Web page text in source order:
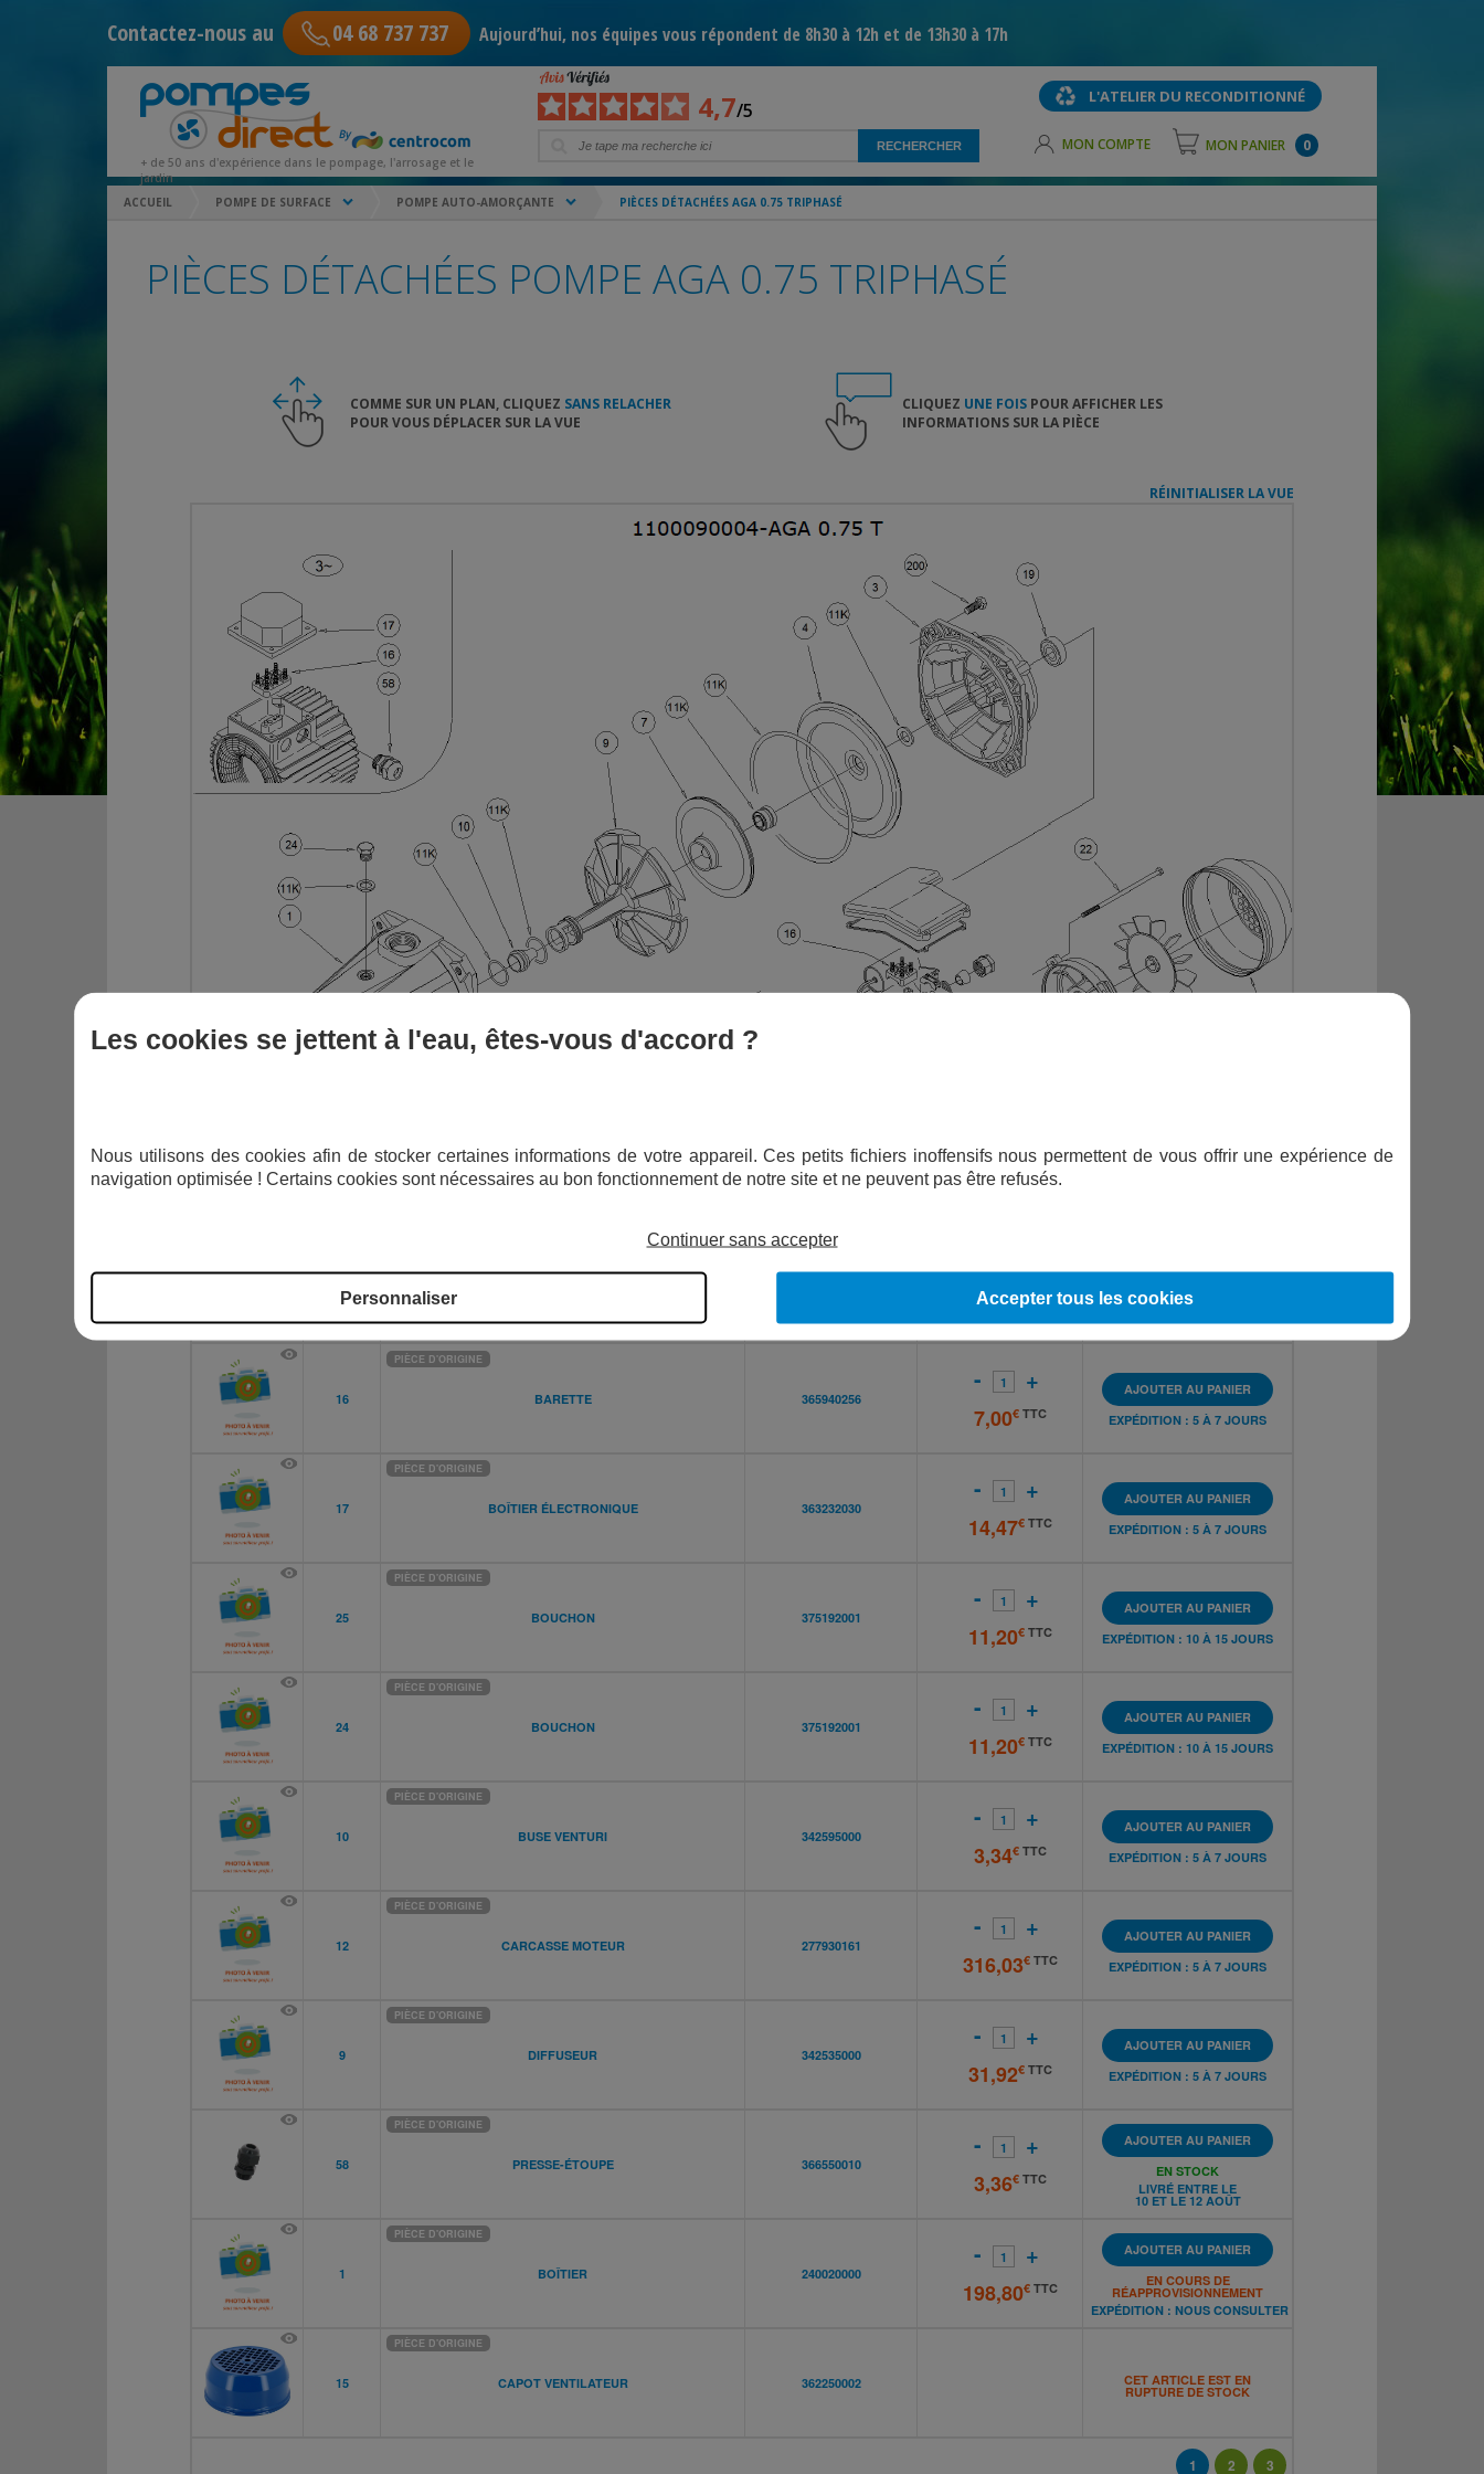
Contactez-nous au 04 68 737 737 Aujourd’hui, nos équipes vous répondent de 8h30 à 12h et de 13h30 à 17h
L'ATELIER DU RECONDITIONNÉ
+ de 50 ans d'expérience dans le pompage, l'arrosage et le
jardin
4,7/5
MON COMPTE MON PANIER 0
PIÈCES DÉTACHÉES POMPE AGA 0.75 TRIPHASÉ
COMME SUR UN PLAN, CLIQUEZ SANS RELACHER
POUR VOUS DÉPLACER SUR LA VUE
CLIQUEZ UNE FOIS POUR AFFICHER LES
INFORMATIONS SUR LA PIÈCE
RÉINITIALISER LA VUE
16 BARETTE
PIÈCE D'ORIGINE
365940256
- +
7,00€ TTC
AJOUTER AU PANIER
EXPÉDITION : 5 À 7 JOURS
17 BOÎTIER ÉLECTRONIQUE
PIÈCE D'ORIGINE
363232030
- +
14,47€ TTC
AJOUTER AU PANIER
EXPÉDITION : 5 À 7 JOURS
25 BOUCHON
PIÈCE D'ORIGINE
375192001
- +
11,20€ TTC
AJOUTER AU PANIER
EXPÉDITION : 10 À 15 JOURS
24 BOUCHON
PIÈCE D'ORIGINE
375192001
- +
11,20€ TTC
AJOUTER AU PANIER
EXPÉDITION : 10 À 15 JOURS
10 BUSE VENTURI
PIÈCE D'ORIGINE
342595000
- +
3,34€ TTC
AJOUTER AU PANIER
EXPÉDITION : 5 À 7 JOURS
12 CARCASSE MOTEUR
PIÈCE D'ORIGINE
277930161
- +
316,03€ TTC
AJOUTER AU PANIER
EXPÉDITION : 5 À 7 JOURS
9 DIFFUSEUR
PIÈCE D'ORIGINE
342535000
- +
31,92€ TTC
AJOUTER AU PANIER
EXPÉDITION : 5 À 7 JOURS
58 PRESSE-ÉTOUPE
PIÈCE D'ORIGINE
366550010
- +
3,36€ TTC
AJOUTER AU PANIER
EN STOCK
LIVRÉ ENTRE LE
10 ET LE 12 AOÛT
1 BOÎTIER
PIÈCE D'ORIGINE
240020000
- +
198,80€ TTC
AJOUTER AU PANIER
EN COURS DE
RÉAPPROVISIONNEMENT
EXPÉDITION : NOUS CONSULTER
15 CAPOT VENTILATEUR
PIÈCE D'ORIGINE
362250002 CET ARTICLE EST EN
RUPTURE DE STOCK
1 2 3
ACCUEIL POMPE DE SURFACE POMPE AUTO-AMORÇANTE PIÈCES DÉTACHÉES AGA 0.75 TRIPHASÉ
Les cookies se jettent à l'eau, êtes-vous d'accord ?
Nous utilisons des cookies afin de stocker certaines informations de votre appareil. Ces petits fichiers inoffensifs nous permettent de vous offrir une expérience de
navigation optimisée ! Certains cookies sont nécessaires au bon fonctionnement de notre site et ne peuvent pas être refusés.
Continuer sans accepter
Personnaliser Accepter tous les cookies